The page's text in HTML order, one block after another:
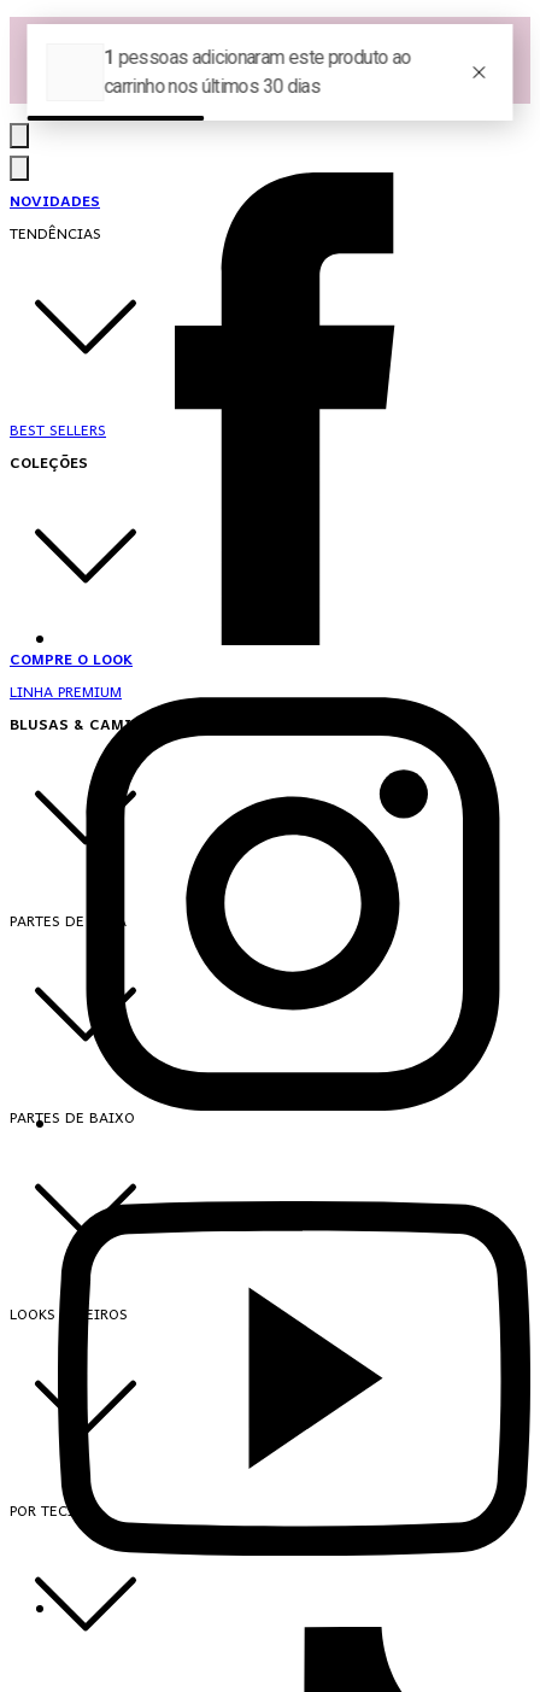
Las Queridas Club🌷 - Ganhe 5% Cashback em pontos na sua compra!
Ganhe 10% OFF na 1ª compra no App: PRIMEIRANOAPP 😍
♡ Coleção Nova: Grace in Motion ♡
NOVIDADES
TENDÊNCIAS
BEST SELLERS
COLEÇÕES
COMPRE O LOOK
LINHA PREMIUM
BLUSAS & CAMISAS
PARTES DE CIMA
PARTES DE BAIXO
LOOKS INTEIROS
POR TECIDO